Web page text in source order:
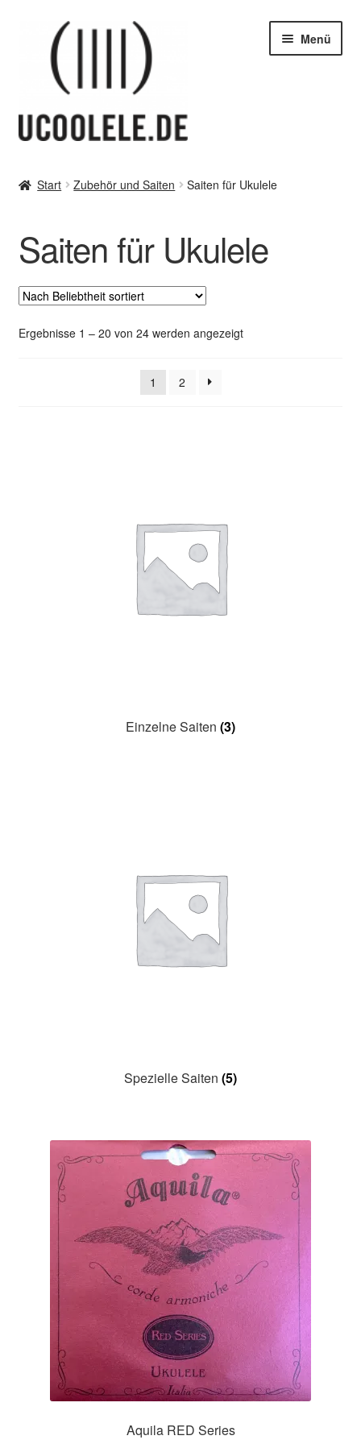
Navigation
springen
springen
Menü
SHOP
vor Ort – in Leipzig
Kontakt / Impressum / AGB & co
Start Zubehör und Saiten Saiten für Ukulele
Saiten für Ukulele
Ergebnisse 1 – 20 von 24 werden angezeigtNach
1
2
Einzelne Saiten (3)
Spezielle Saiten (5)
Aquila RED Series